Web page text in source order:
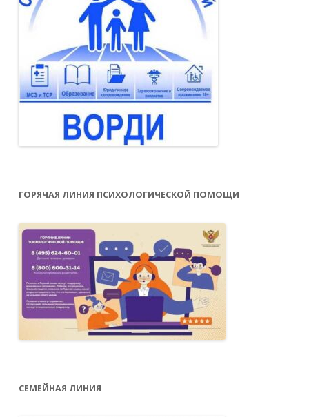
ГОРЯЧАЯ ЛИНИЯ ПСИХОЛОГИЧЕСКОЙ ПОМОЩИ
СЕМЕЙНАЯ ЛИНИЯ